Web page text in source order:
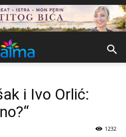
i Ivo Orlić:
1232